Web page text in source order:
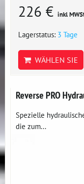
226 € inkl
Lagerstatus: 3 Tage
WÄHLEN SIE
Reverse PRO
Spezielle
die zum...